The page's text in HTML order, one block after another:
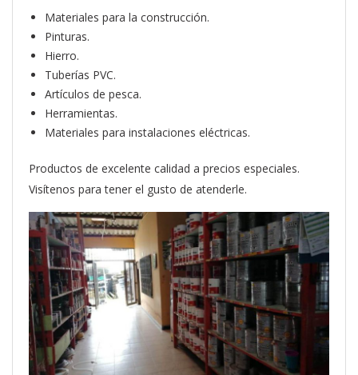
Materiales para la construcción.
Pinturas.
Hierro.
Tuberías PVC.
Artículos de pesca.
Herramientas.
Materiales para instalaciones eléctricas.
Productos de excelente calidad a precios especiales.
Visítenos para tener el gusto de atenderle.